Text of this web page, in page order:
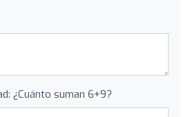
¿Cuánto suman 6+9?